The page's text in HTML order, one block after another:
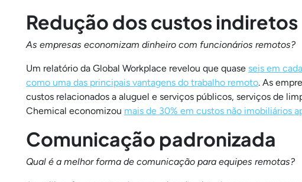
Redução dos custos indiretos
As empresas economizam dinheiro com funcionários remotos?
Um relatório da Global Workplace revelou que quase seis em
como uma das principais vantagens do trabalho remoto. As
custos relacionados a aluguel e serviços públicos, serviços de
Chemical economizou mais de 30% em custos não imobiliários
Comunicação padronizada
Qual é a melhor forma de comunicação para equipes remotas?